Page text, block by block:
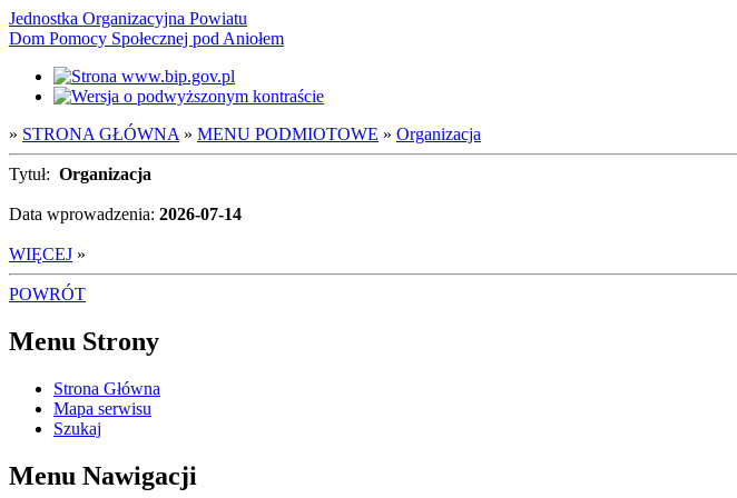
Jednostka Organizacyjna Powiatu
Dom Pomocy Społecznej pod Aniołem
» STRONA GŁÓWNA » MENU PODMIOTOWE » Organizacja
Tytuł: Organizacja
Data wprowadzenia: 2026-07-14
WIĘCEJ »
POWRÓT
Menu Strony
Strona Główna
Mapa serwisu
Szukaj
Menu Nawigacji